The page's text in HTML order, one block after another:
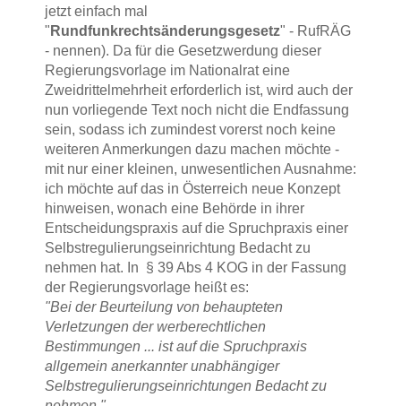
jetzt einfach mal
" Rundfunkrechtsänderungsgesetz" - RufRÄG
- nennen). Da für die Gesetzwerdung dieser
Regierungsvorlage im Nationalrat eine
Zweidrittelmehrheit erforderlich ist, wird auch der
nun vorliegende Text noch nicht die Endfassung
sein, sodass ich zumindest vorerst noch keine
weiteren Anmerkungen dazu machen möchte -
mit nur einer kleinen, unwesentlichen Ausnahme:
ich möchte auf das in Österreich neue Konzept
hinweisen, wonach eine Behörde in ihrer
Entscheidungspraxis auf die Spruchpraxis einer
Selbstregulierungseinrichtung Bedacht zu
nehmen hat. In § 39 Abs 4 KOG in der Fassung
der Regierungsvorlage heißt es:
"Bei der Beurteilung von behaupteten
Verletzungen der werberechtlichen
Bestimmungen ... ist auf die Spruchpraxis
allgemein anerkannter unabhängiger
Selbstregulierungseinrichtungen Bedacht zu